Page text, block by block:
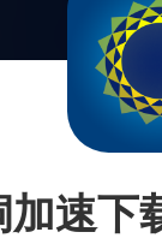
加速下